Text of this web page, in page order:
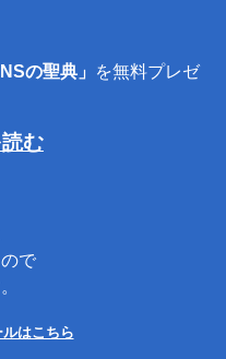
の聖典」
を無料プレゼ
む
で
はこちら